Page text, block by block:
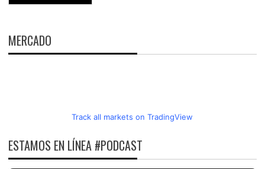
MERCADO
Track all markets on TradingView
ESTAMOS EN LÍNEA #PODCAST